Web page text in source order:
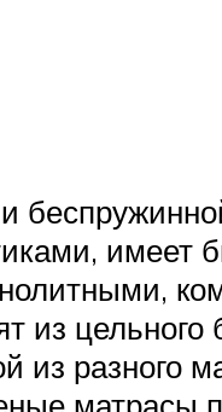
из
из разного
матрасы